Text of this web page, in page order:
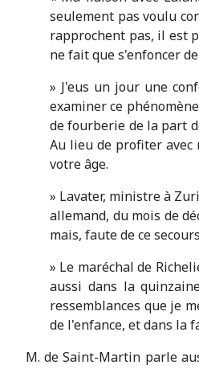
seulement pas voulu
rapprochent pas, il est
ne fait que s'enfoncer
» J'eus un jour une
examiner ce
de fourberie de la part
Au lieu de profiter avec
votre âge.
» Lavater, ministre à
allemand, du mois de
mais, faute de ce
» Le maréchal de
aussi dans la
ressemblances que je
de l'enfance, et dans la
M. de Saint-Martin parle